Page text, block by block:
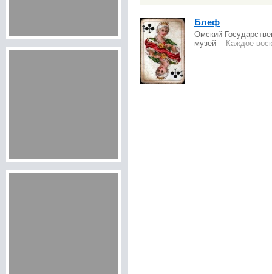
Блеф
Омский
музей Каждое